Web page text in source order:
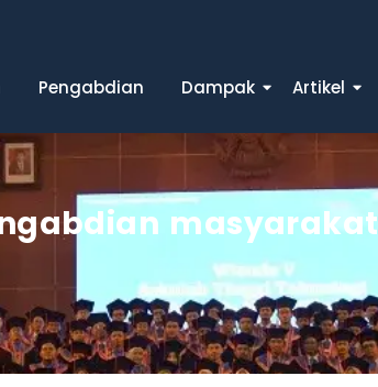
Pengabdian Dampak Artikel
masyarakat